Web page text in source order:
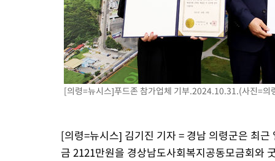
튀르키예 외무장관, "메카 3국 방위협정은 이란이 목표 아냐 " 밝혀
이군이 불법 군시설 건설한 레바논 남부에서 레바논군 3명 폭발로
[속보]美중부 사령관, 이스라엘 긴급방문 다중화된 전선 상황 논의
美 국방부, 켄달 전 공군장관 보안허가 취소…“에어포스원 기밀정
‘축구의 신’ 아르헨티나 축구 선수 메시의 부친 지병 별세
“美 이란전 무기 소진…북한과 분쟁시 주한 미군 취약해질 수 있어”
[의령=뉴시스]푸드존 참가업체 기부.2024.10.31.(사진=의
[의령=뉴시스] 김기진 기자 = 경남 의령군은 최
금 2121만원을 경상남도사회복지공동모금회와